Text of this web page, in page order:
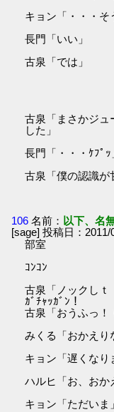
キョン「・・・そ
長門「いい」
古泉「では」
古泉「まさかジュ
した」
長門「・・・ｹﾌﾟｯ
古泉「僕の認識が
106 名前： 以下、名
[sage] 投稿日：
部室
ｺﾝｺﾝ
古泉「ノックしｔ
ｶﾞﾁｬｯｶﾞﾝ！
古泉「おうふっ！
みくる「おかえり
キョン「遅くなり
ハルヒ「お、おか
キョン「ただいま」